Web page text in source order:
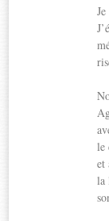
le
et
la